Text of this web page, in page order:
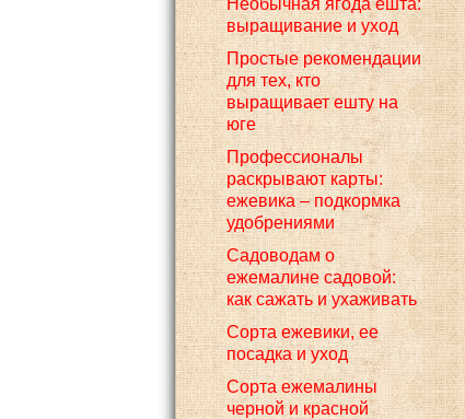
Необычная ягода ешта:
выращивание и уход
Простые рекомендации
для тех, кто
выращивает ешту на
юге
Профессионалы
раскрывают карты:
ежевика – подкормка
удобрениями
Садоводам о
ежемалине садовой:
как сажать и ухаживать
Сорта ежевики, ее
посадка и уход
Сорта ежемалины
черной и красной